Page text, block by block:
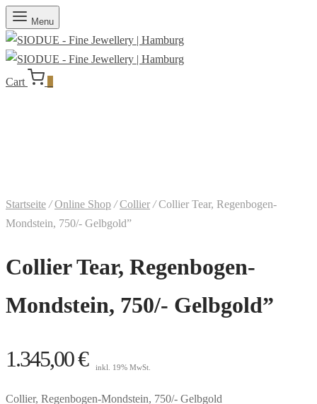
Menu
Cart
Startseite / Online Shop / Collier /Collier Tear, Regenbogen-
Mondstein, 750/- Gelbgold”
Collier Tear, Regenbogen-
Mondstein, 750/- Gelbgold”
1.345,00€ inkl. 19% MwSt.
Collier, Regenbogen-Mondstein, 750/- Gelbgold